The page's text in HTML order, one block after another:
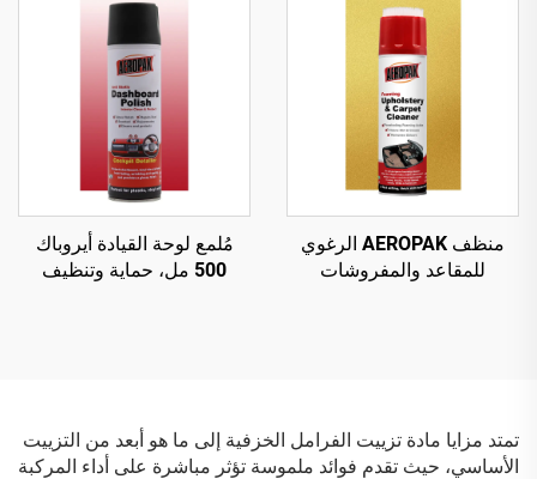
منظف AEROPAK الرغوي
للمقاعد والمفروشات
مُلمع لوحة القيادة أيروباك
500 مل، حماية وتنظيف
تمتد مزايا مادة تزييت الفرامل الخزفية إلى ما هو أبعد من التزييت
الأساسي، حيث تقدم فوائد ملموسة تؤثر مباشرة على أداء المركبة